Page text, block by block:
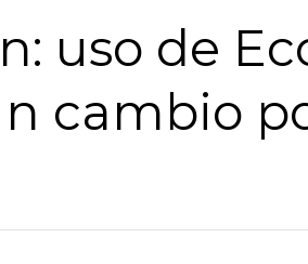
uso de
cambio